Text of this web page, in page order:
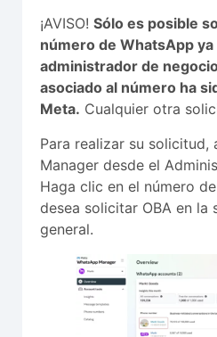
¡AVISO! Sólo es posible
número de WhatsApp
administrador de
asociado al número ha
Meta. Cualquier otra
Para realizar su solicitud,
Manager desde el
Haga clic en el número
desea solicitar OBA en la
general.